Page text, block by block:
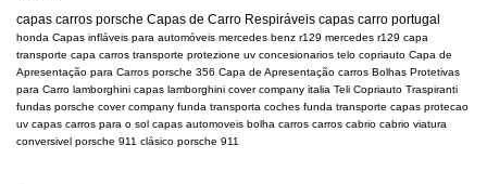
capas carros porsche Capas de Carro Respiráveis capas carro portugal
honda Capas infláveis para automóveis mercedes benz r129 mercedes r129 capa
transporte capa carros transporte protezione uv concesionarios telo copriauto Capa de
Apresentação para Carros porsche 356 Capa de Apresentação carros Bolhas Protetivas
para Carro lamborghini capas lamborghini cover company italia Teli Copriauto Traspiranti
fundas porsche cover company funda transporta coches funda transporte capas protecao
uv capas carros para o sol capas automoveis bolha carros carros cabrio cabrio viatura
conversivel porsche 911 clásico porsche 911